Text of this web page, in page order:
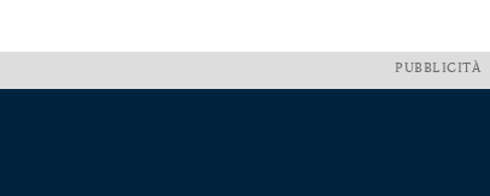
PUBBLICITÀ